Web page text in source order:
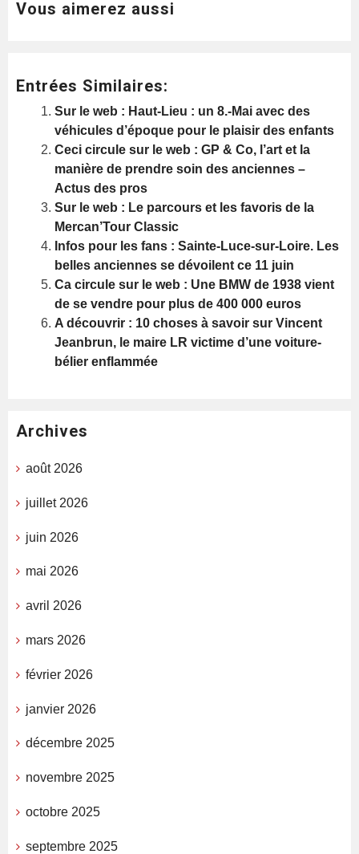
Vous aimerez aussi
Entrées Similaires:
Sur le web : Haut-Lieu : un 8.-Mai avec des
véhicules d’époque pour le plaisir des enfants
Ceci circule sur le web : GP & Co, l’art et la
manière de prendre soin des anciennes –
Actus des pros
Sur le web : Le parcours et les favoris de la
Mercan’Tour Classic
Infos pour les fans : Sainte-Luce-sur-Loire. Les
belles anciennes se dévoilent ce 11 juin
Ca circule sur le web : Une BMW de 1938 vient
de se vendre pour plus de 400 000 euros
A découvrir : 10 choses à savoir sur Vincent
Jeanbrun, le maire LR victime d’une voiture-
bélier enflammée
Archives
août 2026
juillet 2026
juin 2026
mai 2026
avril 2026
mars 2026
février 2026
janvier 2026
décembre 2025
novembre 2025
octobre 2025
septembre 2025